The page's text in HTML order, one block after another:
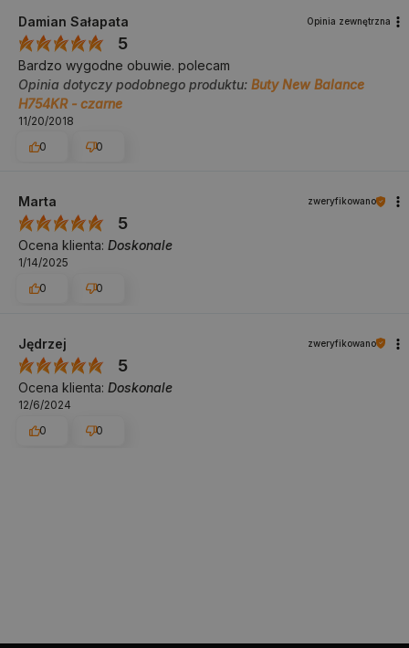
Damian Sałapata Opinia zewnętrzna
5
Bardzo wygodne obuwie. polecam
Opinia dotyczy podobnego produktu: Buty New Balance
H754KR - czarne
11/20/2018
0
0
Marta zweryfikowano
5
Ocena klienta: Doskonale
1/14/2025
0
0
Jędrzej zweryfikowano
5
Ocena klienta: Doskonale
12/6/2024
0
0